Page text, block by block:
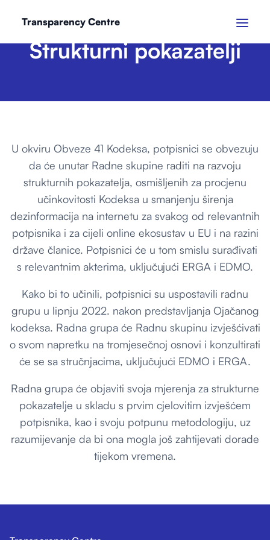
Transparency Centre
Strukturni pokazatelji
U okviru Obveze 41 Kodeksa, potpisnici se obvezuju
da će unutar Radne skupine raditi na razvoju
strukturnih pokazatelja, osmišljenih za procjenu
učinkovitosti Kodeksa u smanjenju širenja
dezinformacija na internetu za svakog od relevantnih
potpisnika i za cijeli online ekosustav u EU i na razini
države članice. Potpisnici će u tom smislu surađivati
s relevantnim akterima, uključujući ERGA i EDMO.
Kako bi to učinili, potpisnici su uspostavili radnu
grupu u lipnju 2022. nakon predstavljanja Ojačanog
kodeksa. Radna grupa će Radnu skupinu izvješćivati
o svom napretku na tromjesečnoj osnovi i konzultirati
će se sa stručnjacima, uključujući EDMO i ERGA.
Radna grupa će objaviti svoja mjerenja za strukturne
pokazatelje u skladu s prvim cjelovitim izvješćem
potpisnika, kao i svoju potpunu metodologiju, uz
razumijevanje da bi ona mogla još zahtijevati dorade
tijekom vremena.